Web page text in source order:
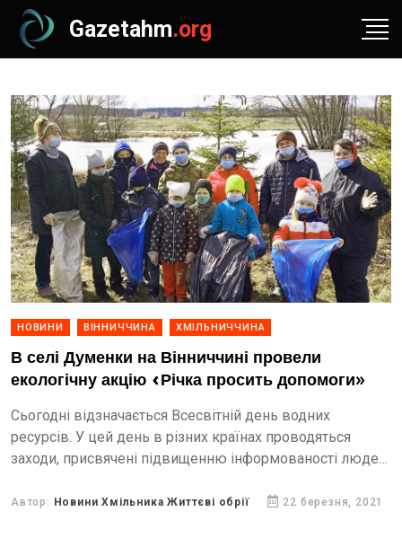
Gazetahm.org
НОВИНИ ВІННИЧЧИНА ХМІЛЬНИЧЧИНА
В селі Думенки на Вінниччині провели
екологічну акцію «Річка просить допомоги»
Сьогодні відзначається Всесвітній день водних
ресурсів. У цей день в різних країнах проводяться
заходи, присвячені підвищенню інформованості людей
ресурсів.
Автор: Новини Хмільника Життєві обрії 22 березня, 2021